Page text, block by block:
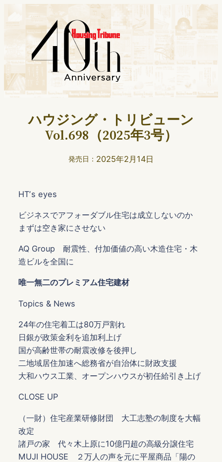
ハウジング・トリビューン
Vol.698（2025年3号）
発売日： 2025年2月14日
HTʼs eyes
ビジネスでアフォーダブル住宅は成立しないのか
まずは空き家にさせない
AQ Group 耐震性、付加価値の高い木造住宅・木
造ビルを全国に
唯一無二のプレミアム住宅建材
Topics & News
24年の住宅着工は80万戸割れ
日銀が政策金利を追加利上げ
国が高齢世帯の耐震改修を後押し
二地域居住加速へ総務省が自治体に財政支援
大和ハウス工業、オープンハウスが初任給引き上げ
CLOSE UP
（一財）住宅産業研修財団 大工志塾の制度を大幅
改定
諸戸の家 代々木上原に10億円超の高級分譲住宅
MUJI HOUSE ２万人の声を元に平屋商品「陽の